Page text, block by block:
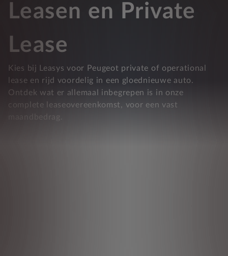
Leasen en Private
Lease
Kies bij Leasys voor Peugeot private of operational
lease en rijd voordelig in een gloednieuwe auto.
Ontdek wat er allemaal inbegrepen is in onze
complete leaseovereenkomst, voor een vast
maandbedrag.